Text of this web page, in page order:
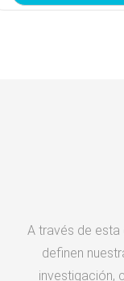
A través de esta
definen
investigación,